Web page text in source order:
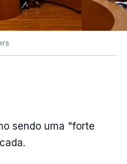
sendo uma "forte